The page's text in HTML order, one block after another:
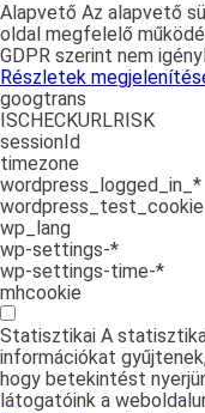
Alapvető Az alapvető
oldal megfelelő
GDPR szerint nem
Részletek
googtrans
ISCHECKURLRISK
sessionId
timezone
wordpress_logged_in_*
wordpress_test_cookie
wp_lang
wp-settings-*
wp-settings-time-*
mhcookie
Statisztikai A
információkat
hogy betekintést
látogatóink a